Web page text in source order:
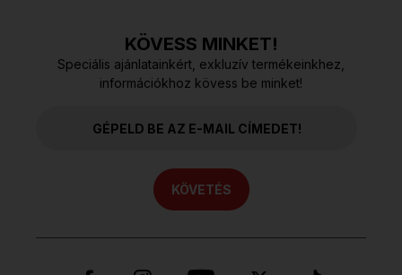
KÖVESS MINKET!
Speciális ajánlatainkért, exkluzív termékeinkhez,
információkhoz kövess be minket!
KÖVETÉS